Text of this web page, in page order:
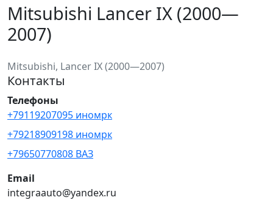
Mitsubishi Lancer IX (2000—
2007)
Mitsubishi, Lancer IX (2000—2007)
Контакты
Телефоны
+79119207095 иномрк
+79218909198 иномрк
+79650770808 ВАЗ
Email
integraauto@yandex.ru